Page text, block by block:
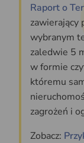
Raport o
zawierający
wybranym
zaledwie 5
w formie
któremu
zagrożeń i
Zobacz: